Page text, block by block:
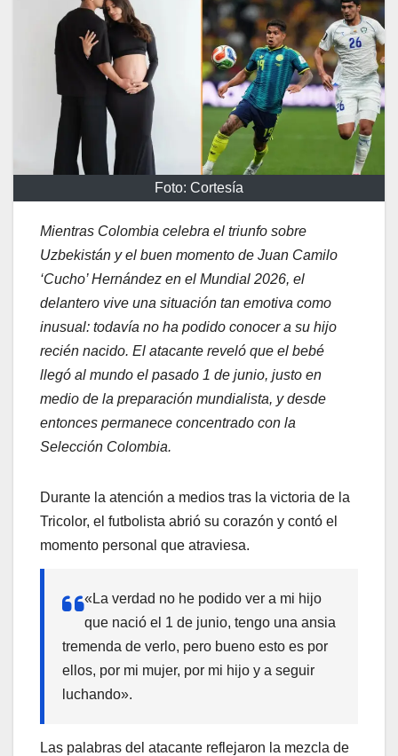
Foto: Cortesía
Mientras Colombia celebra el triunfo sobre
Uzbekistán y el buen momento de Juan Camilo
‘Cucho’ Hernández en el Mundial 2026, el
delantero vive una situación tan emotiva como
inusual: todavía no ha podido conocer a su hijo
recién nacido. El atacante reveló que el bebé
llegó al mundo el pasado 1 de junio, justo en
medio de la preparación mundialista, y desde
entonces permanece concentrado con la
Selección Colombia.
Durante la atención a medios tras la victoria de la
Tricolor, el futbolista abrió su corazón y contó el
momento personal que atraviesa.
«La verdad no he podido ver a mi hijo
que nació el 1 de junio, tengo una ansia
tremenda de verlo, pero bueno esto es por
ellos, por mi mujer, por mi hijo y a seguir
luchando».
Las palabras del atacante reflejaron la mezcla de